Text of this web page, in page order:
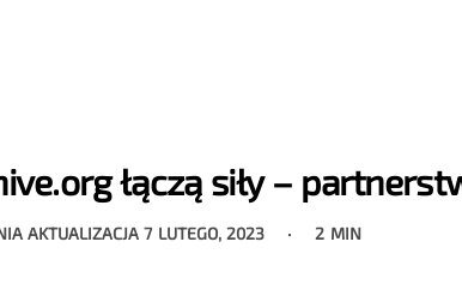
łączą siły –
AKTUALIZACJA7 LUTEGO, 2023 2 MIN